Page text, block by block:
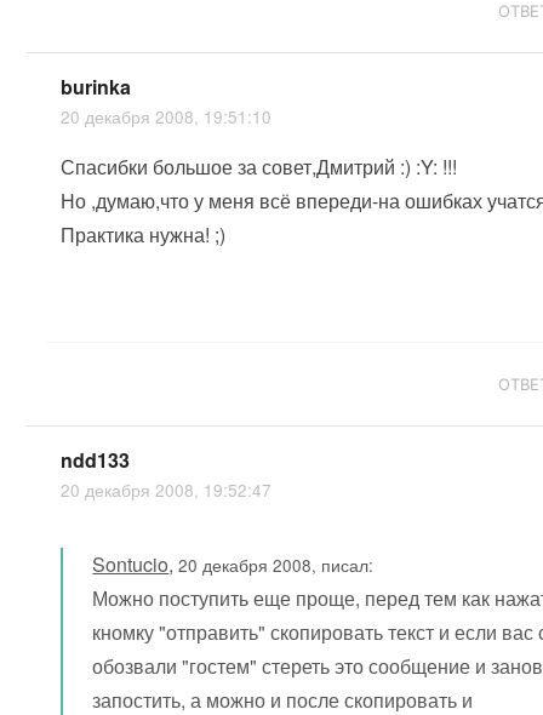
burinka
20 декабря 2008, 19:51:10
Спасибки большое за совет,Дмитрий :) :Y: !!!
Но ,думаю,что у меня всё впереди-на ошибках
Практика нужна! ;)
ndd133
20 декабря 2008, 19:52:47
Sontucio,20 декабря 2008, писал:
Можно поступить еще проще, перед тем как
кномку "отправить" скопировать текст и если вас
обозвали "гостем" стереть это сообщение и
запостить, а можно и после скопировать и